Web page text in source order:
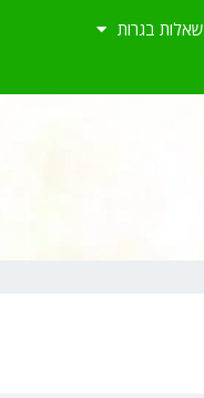
שאלות בגרות